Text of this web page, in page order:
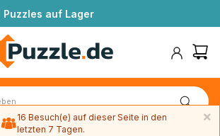
Puzzles auf Lager
×
16 Besuch(e) auf dieser Seite in den
letzten 7 Tagen.